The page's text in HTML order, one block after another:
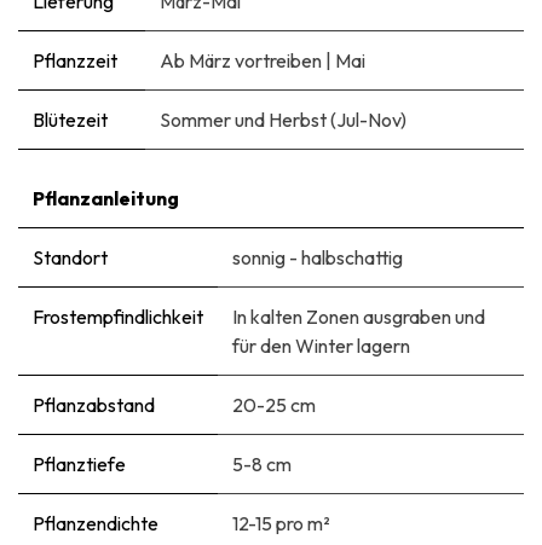
Pflanzzeit Ab März vortreiben | Mai
Blütezeit Sommer und Herbst (Jul-Nov)
Pflanzanleitung
Standort sonnig - halbschattig
Frostempfindlichkeit
In kalten Zonen ausgraben und
für den Winter lagern
Pflanzabstand 20-25 cm
Pflanztiefe 5-8 cm
Pflanzendichte 12-15 pro m²